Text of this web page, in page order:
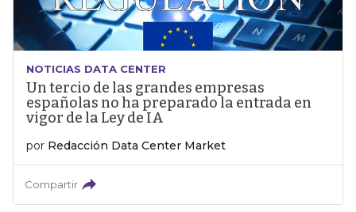
NOTICIAS DATA CENTER
Un tercio de las grandes empresas
españolas no ha preparado la entrada en
vigor de la Ley de IA
por Redacción Data Center Market
Compartir